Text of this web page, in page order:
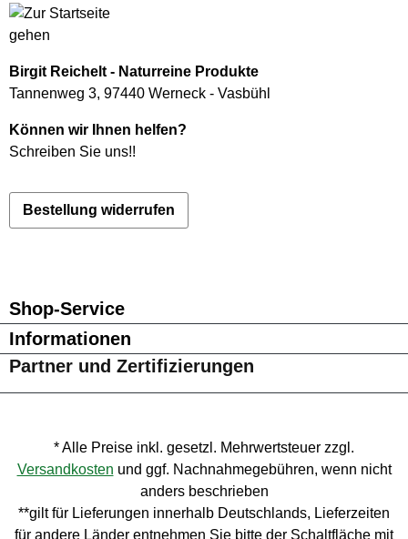
Birgit Reichelt - Naturreine Produkte
Tannenweg 3, 97440 Werneck - Vasbühl
Können wir Ihnen helfen?
Schreiben Sie uns!!
Bestellung widerrufen
Shop-Service
Informationen
Partner und Zertifizierungen
* Alle Preise inkl. gesetzl. Mehrwertsteuer zzgl.
Versandkosten und ggf. Nachnahmegebühren, wenn nicht
anders beschrieben
**gilt für Lieferungen innerhalb Deutschlands, Lieferzeiten
für andere Länder entnehmen Sie bitte der Schaltfläche mit